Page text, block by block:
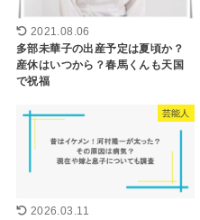
2021.08.06
多部未華子の出産予定は夏頃か？
産休はいつから？春馬くんも天国
で祝福
芸能人
2026.03.11